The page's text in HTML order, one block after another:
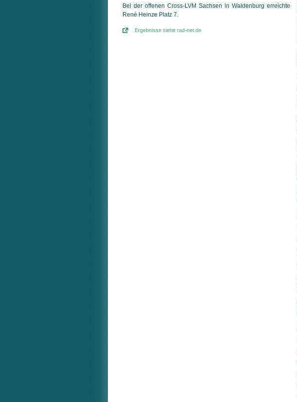
Bei der offenen Cross-LVM Sachsen in Waldenburg erreichte
René Heinze Platz 7.
Ergebnisse siehe rad-net.de